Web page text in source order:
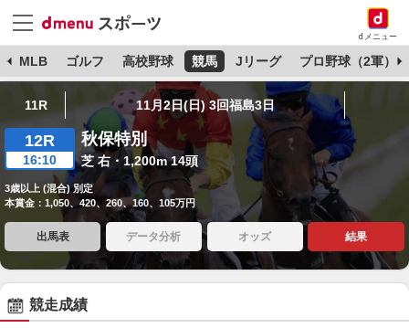
dメニュー
MLB ゴルフ 高校野球 競馬 Jリーグ プロ野球（2軍）
11R 11月2日(日) 3回福島3日
12R
16:10
秋保特別
芝 右・1,200m 14頭
3歳以上 (混合) 別定
本賞金：1,050、420、260、160、105万円
出馬表 データ分析 オッズ 結果
競走成績